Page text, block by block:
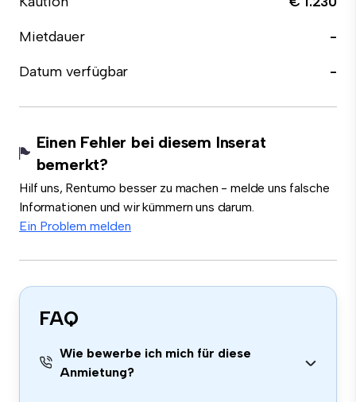
Mietdauer
-
Datum verfügbar
-
Einen Fehler bei diesem Inserat
bemerkt?
Hilf uns, Rentumo besser zu machen - melde uns falsche
Informationen und wir kümmern uns darum.
Ein Problem melden
FAQ
Wie bewerbe ich mich für diese
Anmietung?